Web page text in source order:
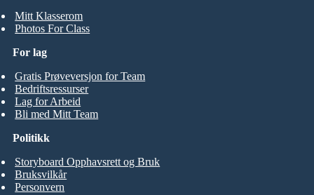
Mitt Klasserom
Photos For Class
For lag
Gratis Prøveversjon for Team
Bedriftsressurser
Lag for Arbeid
Bli med Mitt Team
Politikk
Storyboard Opphavsrett og Bruk
Bruksvilkår
Personvern